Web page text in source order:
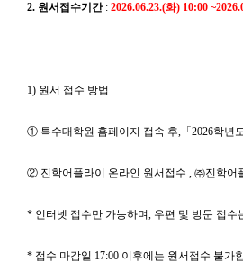
2. 원서접수기간: 2026.06.23.(화) 10:00
1) 원서 접수 방법
① 특수대학원 홈페이지 접속 후,「2026학년
② 진학어플라이 온라인 원서접수 , ㈜진학어
* 인터넷 접수만 가능하며, 우편 및 방문 접수
* 접수 마감일 17:00 이후에는 원서접수 불가